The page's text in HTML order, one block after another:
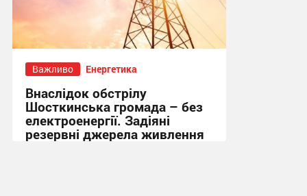
Важливо Енергетика
Внаслідок обстрілу
Шосткинська громада – без
електроенергії. Задіяні
резервні джерела живлення